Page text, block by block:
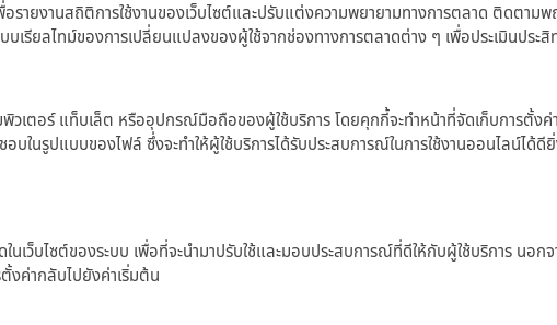
ยงานสถิติการใช้งานของเว็บไซต์และปรับแต่งความพยายามทางการตลาด ติดตามพ
รียลไทม์ของการเปลี่ยนแปลงของผู้ใช้จากช่องทางการตลาดต่าง ๆ เพื่อประเมินประสิ
เตอร์ แท็บเล็ต หรืออุปกรณ์มือถือของผู้ใช้บริการ โดยคุกกี้จะทำหน้าที่จัดเก็บการตั้งค่
ชอบในรูปแบบของไฟล์ ซึ่งจะทำให้ผู้ใช้บริการได้รับประสบการณ์ในการใช้งานออนไลน์ไ
เว็บไซต์ของระบบ เพื่อที่จะนำมาปรับใช้และมอบประสบการณ์ที่ดีให้กับผู้ใช้บริการ นอก
งค่ากลับไปยังค่าเริ่มต้น